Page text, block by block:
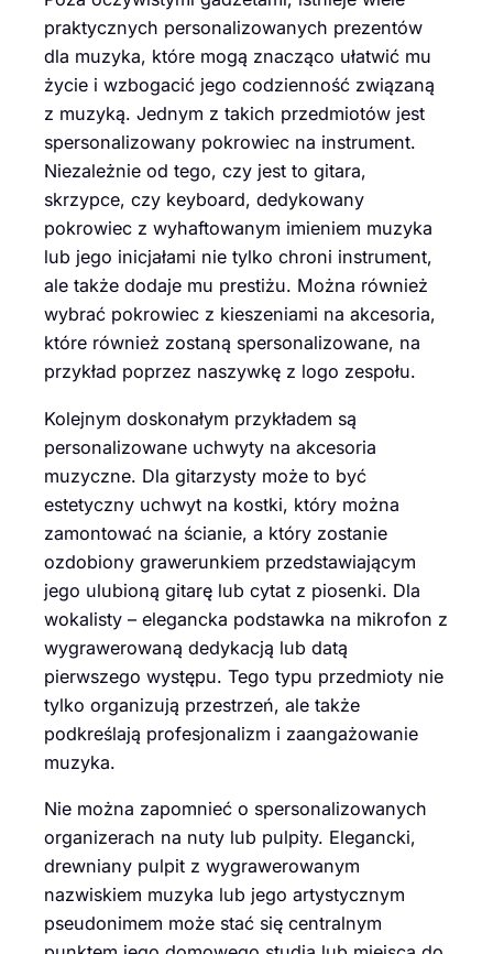
praktycznych personalizowanych prezentów
dla muzyka, które mogą znacząco ułatwić mu
życie i wzbogacić jego codzienność związaną
z muzyką. Jednym z takich przedmiotów jest
spersonalizowany pokrowiec na instrument.
Niezależnie od tego, czy jest to gitara,
skrzypce, czy keyboard, dedykowany
pokrowiec z wyhaftowanym imieniem muzyka
lub jego inicjałami nie tylko chroni instrument,
ale także dodaje mu prestiżu. Można również
wybrać pokrowiec z kieszeniami na akcesoria,
które również zostaną spersonalizowane, na
przykład poprzez naszywkę z logo zespołu.
Kolejnym doskonałym przykładem są
personalizowane uchwyty na akcesoria
muzyczne. Dla gitarzysty może to być
estetyczny uchwyt na kostki, który można
zamontować na ścianie, a który zostanie
ozdobiony grawerunkiem przedstawiającym
jego ulubioną gitarę lub cytat z piosenki. Dla
wokalisty – elegancka podstawka na mikrofon z
wygrawerowaną dedykacją lub datą
pierwszego występu. Tego typu przedmioty nie
tylko organizują przestrzeń, ale także
podkreślają profesjonalizm i zaangażowanie
muzyka.
Nie można zapomnieć o spersonalizowanych
organizerach na nuty lub pulpity. Elegancki,
drewniany pulpit z wygrawerowanym
nazwiskiem muzyka lub jego artystycznym
pseudonimem może stać się centralnym